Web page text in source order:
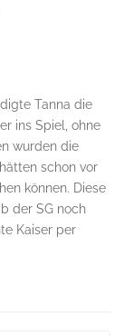
Tanna die
ins Spiel, ohne
wurden die
schon vor
können. Diese
der SG noch
Kaiser per